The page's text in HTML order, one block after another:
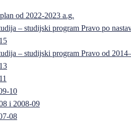
od 2022-2023 a.g.
– studijski program Pravo po
– studijski program Pravo od
10
i 2008-09
08